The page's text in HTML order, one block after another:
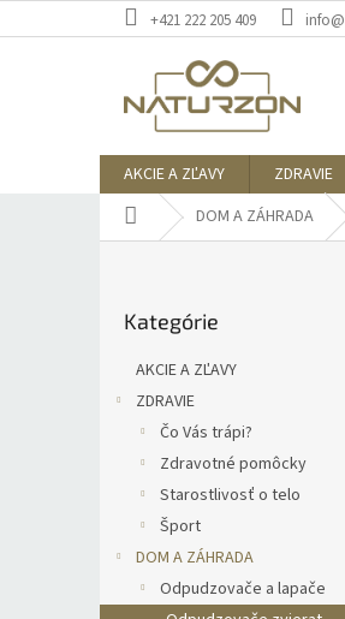
na
+421 222 205 409
AKCIE A ZĽAVY ZDRAVIE
DomovDOM A ZÁHRADA
kategórie
Kategórie
AKCIE A ZĽAVY
ZDRAVIE
Čo Vás trápi?
Zdravotné pomôcky
Starostlivosť o telo
Šport
DOM A ZÁHRADA
Odpudzovače a lapače